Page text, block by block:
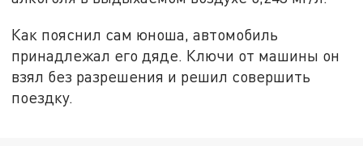
Как пояснил сам юноша, автомобиль
принадлежал его дяде. Ключи от машины он
взял без разрешения и решил совершить
поездку.